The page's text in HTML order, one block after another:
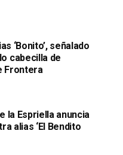
‘Bonito’, señalado
cabecilla de
Frontera
la Espriella anuncia
alias ‘El Bendito